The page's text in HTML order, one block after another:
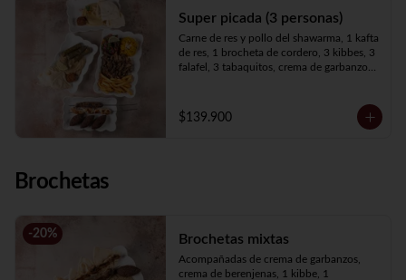
Super picada (3 personas)
Carne de res y pollo del shawarma, 1 kafta
de res, 1 brocheta de cordero, 3 kibbes, 3
falafel, 3 tabaquitos, crema de garbanzos,
$139.900
Brochetas
-20% Brochetas mixtas
Acompañadas de crema de garbanzos,
crema de berenjenas, 1 kibbe, 1